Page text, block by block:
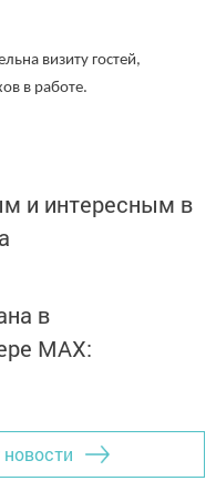
визиту гостей,
в работе.
и интересным в
в
MАХ: